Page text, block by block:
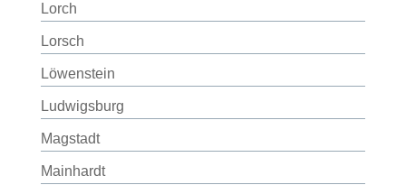
Lorch
Lorsch
Löwenstein
Ludwigsburg
Magstadt
Mainhardt